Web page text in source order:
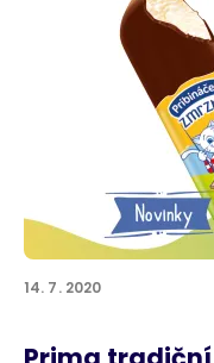
14. 7. 2020